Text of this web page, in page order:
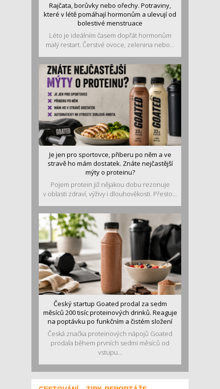
Rajčata, borůvky nebo ořechy. Potraviny,
které v létě pomáhají hormonům a ulevují od
bolestivé menstruace
Léto je ideálním časem dopřát hormonům
malý restart. Čerstvé ovoce, zelenina nebo...
Je jen pro sportovce, přiberu po něm a ve
stravě ho mám dostatek. Znáte nejčastější
mýty o proteinu?
Pojem protein již nějakou dobu rezonuje
v oblasti zdraví, výživy i dlouhověkosti. Přesto...
Český startup Goated prodal za sedm
měsíců 200 tisíc proteinových drinků. Reaguje
na poptávku po funkčním a čistém složení
Česká značka proteinových nápojů Goated
prodala během prvních sedmi měsíců od
vstupu...